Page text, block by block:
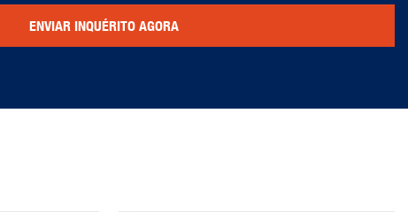
ENVIAR INQUÉRITO AGORA